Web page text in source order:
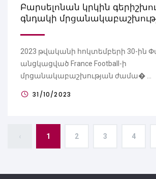
Բարսելոնան կրկին
գնդակի
2023 թվականի հոկտեմբերի 30-ին
անցկացված France Football-ի
մրցանակաբաշխության ժամա� ...
31/10/2023
‹ 1 2 3 4